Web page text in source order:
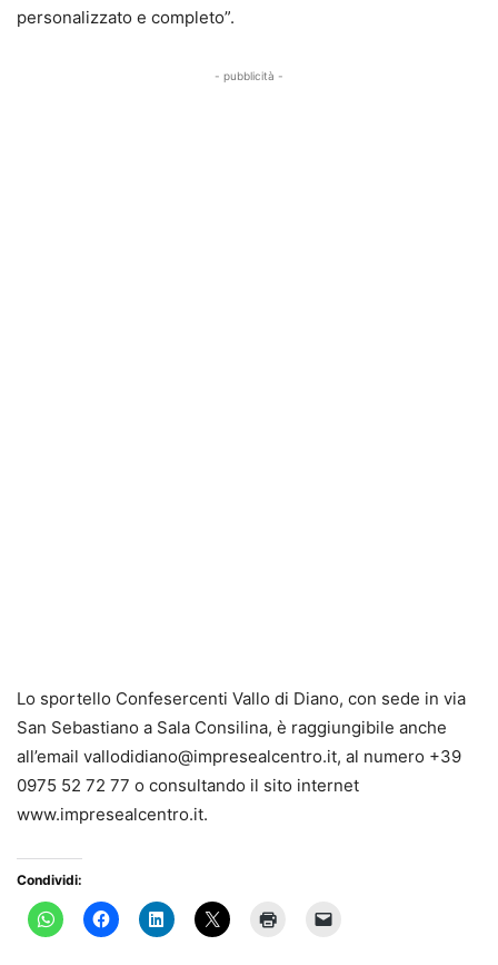
personalizzato e completo”.
- pubblicità -
Lo sportello Confesercenti Vallo di Diano, con sede in via
San Sebastiano a Sala Consilina, è raggiungibile anche
all’email vallodidiano@impresealcentro.it, al numero +39
0975 52 72 77 o consultando il sito internet
www.impresealcentro.it.
Condividi: